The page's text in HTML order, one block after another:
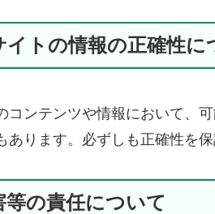
イトの情報の正確性に
コンテンツや情報において、
あります。必ずしも正確性を
等の責任について